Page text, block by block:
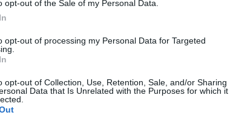
opt-out of the Sale of my Personal Data.
opt-out of processing my Personal Data for Targeted
opt-out of Collection, Use, Retention, Sale, and/or Sharing
Data that Is Unrelated with the Purposes for which it
το όριο συνταξιοδότησης για
«βλέπει» για την Ελλάδα
Το όριο ηλικίας συνταξιοδότησης για
πλήρη σύνταξη στην Ελλάδα αναμένεται